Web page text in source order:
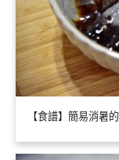
【食譜】簡易消暑